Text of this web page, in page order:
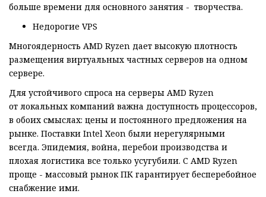
больше времени для основного занятия - творчества.
Недорогие VPS
Многоядерность AMD Ryzen дает высокую плотность
размещения виртуальных частных серверов на одном
сервере.
Для устойчивого спроса на серверы AMD Ryzen
от локальных компаний важна доступность процессоров,
в обоих смыслах: цены и постоянного предложения на
рынке. Поставки Intel Xeon были нерегулярными
всегда. Эпидемия, война, перебои производства и
плохая логистика все только усугубили. С AMD Ryzen
проще - массовый рынок ПК гарантирует бесперебойное
снабжение ими.